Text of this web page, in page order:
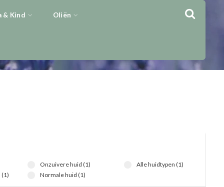
& Kind Oliën
Onzuivere huid (1)
Normale huid (1)
Alle huidtypen (1)